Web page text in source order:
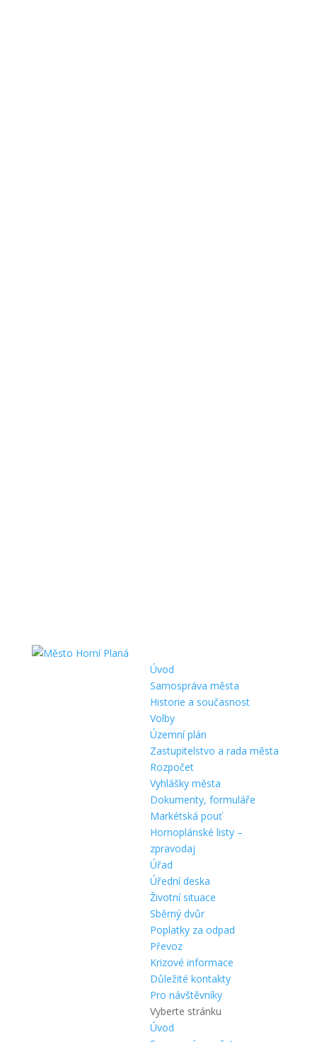
Úvod
Samospráva města
Historie a současnost
Volby
Územní plán
Zastupitelstvo a rada města
Rozpočet
Vyhlášky města
Dokumenty, formuláře
Markétská pouť
Hornoplánské listy –
zpravodaj
Úřad
Úřední deska
Životní situace
Sběrný dvůr
Poplatky za odpad
Převoz
Krizové informace
Důležité kontakty
Pro návštěvníky
Vyberte stránku
Úvod